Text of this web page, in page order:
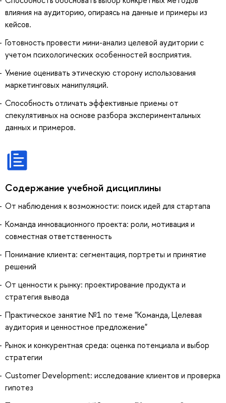
влияния на аудиторию, опираясь на данные и примеры из
кейсов.
Готовность провести мини-анализ целевой аудитории с
учетом психологических особенностей восприятия.
Умение оценивать этическую сторону использования
маркетинговых манипуляций.
Способность отличать эффективные приемы от
спекулятивных на основе разбора экспериментальных
данных и примеров.
Содержание учебной дисциплины
От наблюдения к возможности: поиск идей для стартапа
Команда инновационного проекта: роли, мотивация и
совместная ответственность
Понимание клиента: сегментация, портреты и принятие
решений
От ценности к рынку: проектирование продукта и
стратегия вывода
Практическое занятие №1 по теме "Команда, Целевая
аудитория и ценностное предложение"
Рынок и конкурентная среда: оценка потенциала и выбор
стратегии
Customer Development: исследование клиентов и проверка
гипотез